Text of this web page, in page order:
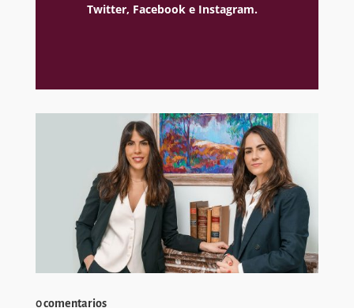
Twitter, Facebook e Instagram.
0 comentarios